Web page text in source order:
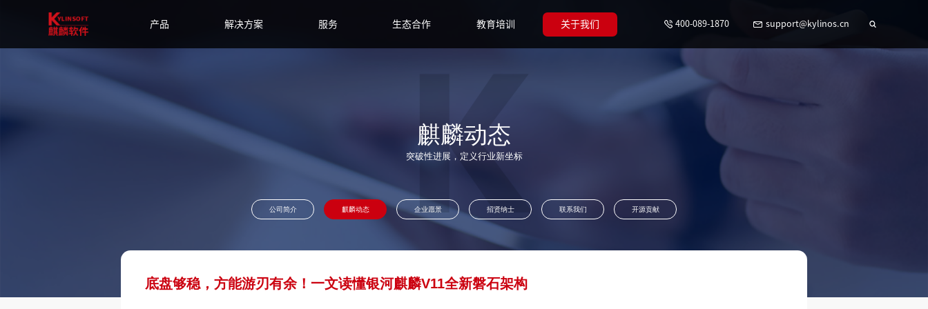
400-089-1870 support@kylinos.cn
产品 解决方案 服务 生态合作 教育培训 关于我们
麒麟动态
突破性进展，定义行业新坐标
公司简介 麒麟动态 企业愿景 招贤纳士 联系我们 开源贡献
底盘够稳，方能游刃有余！一文读懂银河麒麟V11全新磐石架构